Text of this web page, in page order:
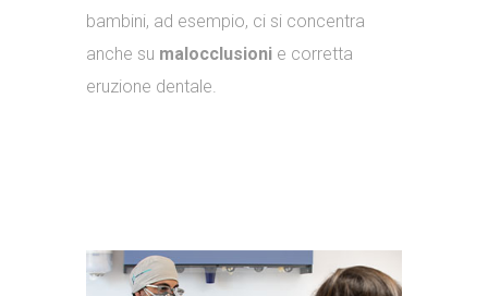
bambini, ad esempio, ci si concentra
anche su malocclusioni e corretta
eruzione dentale.